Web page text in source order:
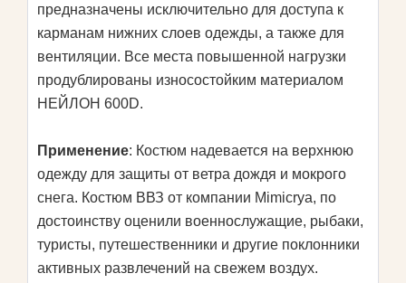
предназначены исключительно для доступа к
карманам нижних слоев одежды, а также для
вентиляции. Все места повышенной нагрузки
продублированы износостойким материалом
НЕЙЛОН 600D.
Применение: Костюм надевается на верхнюю
одежду для защиты от ветра дождя и мокрого
снега. Костюм ВВЗ от компании Mimicrya, по
достоинству оценили военнослужащие, рыбаки,
туристы, путешественники и другие поклонники
активных развлечений на свежем воздух.